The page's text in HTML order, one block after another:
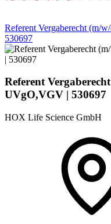
Referent Vergaberecht (m/
530697
Referent
UVgO,VGV | 530697
HOX Life Science GmbH